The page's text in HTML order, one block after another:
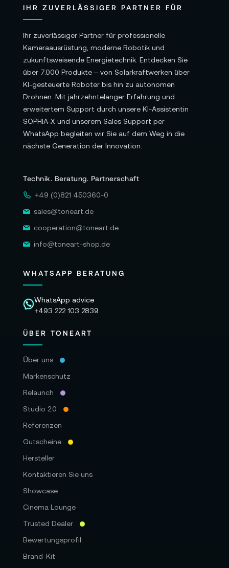
IHR ZUVERLÄSSIGER PARTNER FÜR
Ihr zuverlässiger Partner für professionelle
Kameraausrüstung, moderne Robotik und
zukunftsweisende Energietechnik. Entdecken Sie
über 7.000 Produkte – von Solarkraftwerken über
KI-gesteuerte Roboter bis hin zu autonomen
Drohnen. Mit jahrzehntelanger Erfahrung und
erweitertem Support durch unsere KI-Assistentin
SOPHIA-X und unserem Sales Support per
WhatsApp begleiten wir Sie auf dem Weg in die
nächste Generation der Innovation.
Technik. Beratung. Partnerschaft
+49 (0)821 450360-0
sales@toneart.de
cooperation@toneart.de
info@toneart-shop.de
WHATSAPP BERATUNG
WhatsApp advice
+493 222 103 2839
ÜBER TONEART
Über uns
Markenschutz
Relaunch
Studio 2.0
Referenzen
Gutscheine
Hersteller
Kontaktieren Sie uns
Showcase
Cinema Lounge
Trusted Dealer
Bewertungsprofil
Brand-Kit